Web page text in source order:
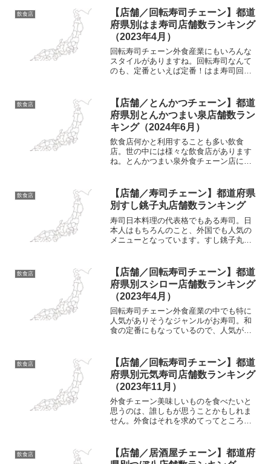
飲食店
【店舗／回転寿司チェーン】都道
府県別はま寿司店舗数ランキング
（2023年4月）
回転寿司チェーン外食産業にもいろんな
スタイルがありますね。回転寿司なんて
のも、定番といえば定番！はま寿司回転
というチェーンも有名どころ。安価にお
寿司を提供していることが...
飲食店
【店舗／とんかつチェーン】都道
府県別とんかつまい泉店舗数ラン
キング（2024年6月）
飲食店何かと利用することも多い飲食
店。世の中には様々な飲食店があります
ね。とんかつまい泉外食チェーン店にも
なんて時には、候補に入ったりします。
そのとんかつのチェーン店と...
飲食店
【店舗／寿司チェーン】都道府県
別すし銚子丸店舗数ランキング
寿司日本料理の代表格でもある寿司。日
本人はもちろんのこと、外国でも人気の
メニューとなっています。すし銚子丸和
ろんのことコンビニやスーパーマーケッ
トなどでも販売されている...
飲食店
【店舗／回転寿司チェーン】都道
府県別スシロー店舗数ランキング
（2023年4月）
回転寿司チェーン外食産業の中でも特に
人気がありそうなジャンルがお寿司。和
食の定番にもなっているので、人気があ
りますが、今回はスシローのお話。あき
んどスシローなんて言われ...
飲食店
【店舗／回転寿司チェーン】都道
府県別元気寿司店舗数ランキング
（2023年11月）
外食チェーン美味しいものを食べたいと
思うのは、誰しもが思うことかもしれま
せん。外食はそれを求めてってところも
あります。人気の食事というのもいくつ
もあると思いますが、その...
飲食店
【店舗／居酒屋チェーン】都道府